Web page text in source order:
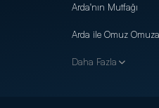
Arda'nın Mutfağı
Arda ile Omuz Omuza
Daha Fazla